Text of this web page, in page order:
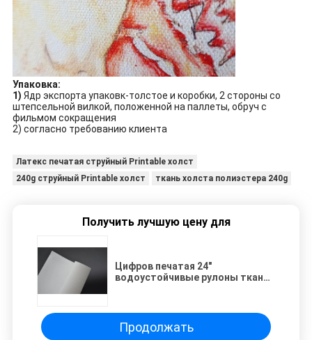
Упаковка:
1) Ядр экспорта упаковк-толстое и коробки, 2 стороны со
штепсельной вилкой, положенной на паллеты, обруч с
фильмом сокращения
2) согласно требованию клиента
Латекс печатая струйный Printable холст
240g струйный Printable холст
ткань холста полиэстера 240g
Получить лучшую цену для
Цифров печатая 24"
водоустойчивые рулоны ткани
Продолжать